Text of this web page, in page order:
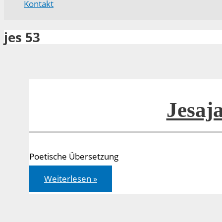
Kontakt
jes 53
Poetische Übersetzung
Jesaja
53
Weiterlesen »